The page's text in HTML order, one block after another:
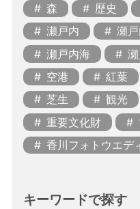
森
歴史
瀬戸内
瀬
瀬戸内海
空港
紅葉
芝生
観光
重要文化財
香川フォトウエデ
キーワードで探す